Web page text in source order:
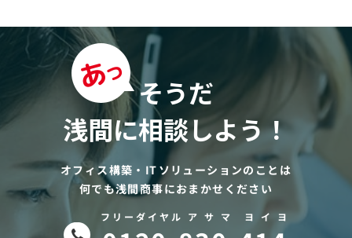
そうだ
浅間に相談しよう！
オフィス構築・ITソリューションのことは
何でも浅間商事におまかせください
フリーダイヤル ア サ マ ヨ イ ヨ